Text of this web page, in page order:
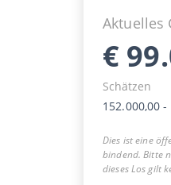
Aktuelles
€
Schätzen
152.000,00 -
Dies ist eine
bindend. Bitte
dieses Los gilt